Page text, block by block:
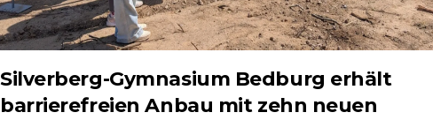
Silverberg-Gymnasium Bedburg erhält
barrierefreien Anbau mit zehn neuen